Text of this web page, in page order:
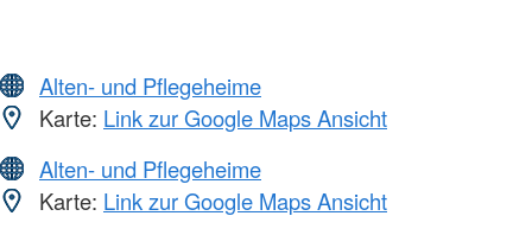
Alten- und Pflegeheime
Karte: Link zur Google Maps Ansicht
Alten- und Pflegeheime
Karte: Link zur Google Maps Ansicht